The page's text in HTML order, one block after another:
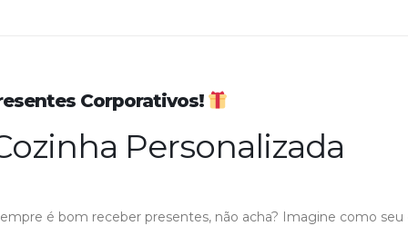
Corporativos!
Personalizada
é bom receber presentes, não acha? Imagine como